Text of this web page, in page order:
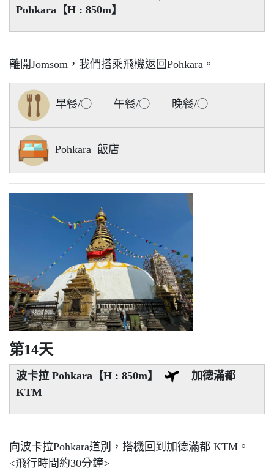
Pohkara【H : 850m】
離開Jomsom，我們搭乘飛機返回Pohkara。
早餐/◯ 午餐/◯ 晚餐/◯
Pohkara 飯店
第14天
波卡拉 Pohkara【H : 850m】
加德滿都
KTM
向波卡拉Pohkara道別，搭機回到加德滿都 KTM。
<飛行時間約30分鐘>